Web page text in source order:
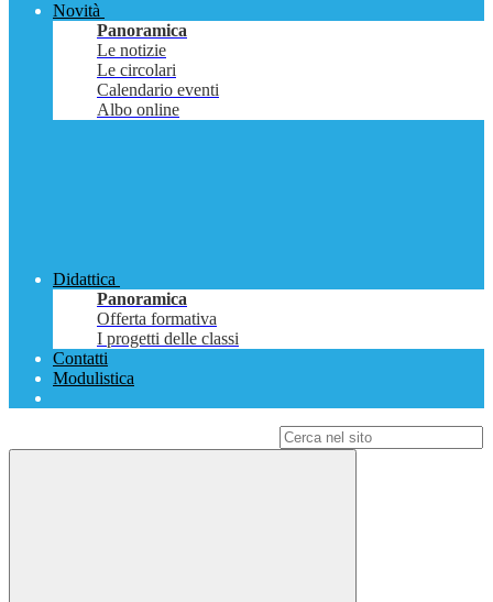
Novità
Panoramica
Le notizie
Le circolari
Calendario eventi
Albo online
Didattica
Panoramica
Offerta formativa
I progetti delle classi
Contatti
Modulistica